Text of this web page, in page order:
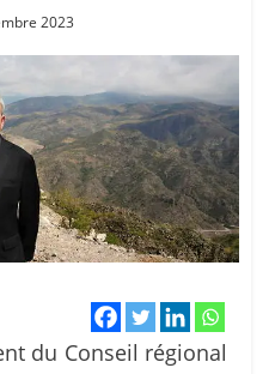
2023
du Conseil régional